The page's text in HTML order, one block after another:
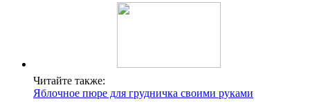
Читайте также:
Яблочное пюре для грудничка своими руками